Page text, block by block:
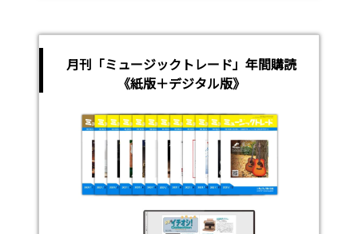
月刊「ミュージックトレード」年間購読
《紙版＋デジタル版》